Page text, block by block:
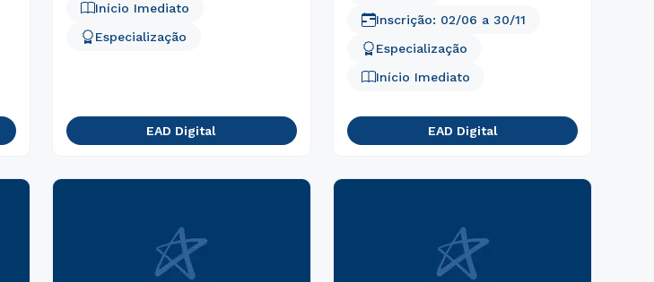
Início Imediato
Especialização
EAD Digital
Especialização
Início Imediato
Inscrição: 02/06 a 30/11
EAD Digital